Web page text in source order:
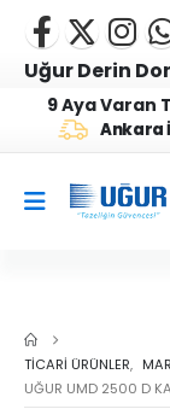
Uğur Derin
9 Aya Varan
Ankara
TICARI ÜRÜNLER,
UĞUR UMD 2500 D